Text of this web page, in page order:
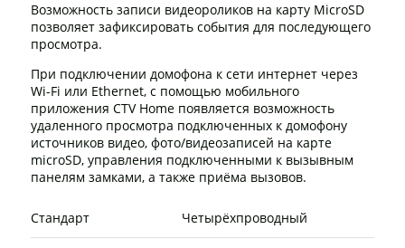
Возможность записи видеороликов на карту MicroSD
позволяет зафиксировать события для последующего
просмотра.
При подключении домофона к сети интернет через
Wi-Fi или Ethernet, с помощью мобильного
приложения CTV Home появляется возможность
удаленного просмотра подключенных к домофону
источников видео, фото/видеозаписей на карте
microSD, управления подключенными к вызывным
панелям замками, а также приёма вызовов.
Стандарт Четырёхпроводный